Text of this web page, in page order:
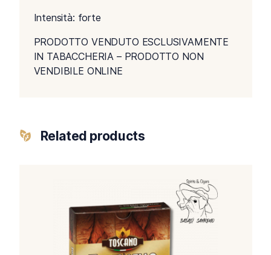
Intensità: forte
PRODOTTO VENDUTO ESCLUSIVAMENTE
IN TABACCHERIA – PRODOTTO NON
VENDIBILE ONLINE
Related products